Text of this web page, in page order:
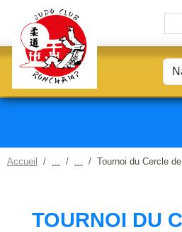
Accueil Tournoi du Cercle
TOURNOI DU
Panneau de gestion des cookies